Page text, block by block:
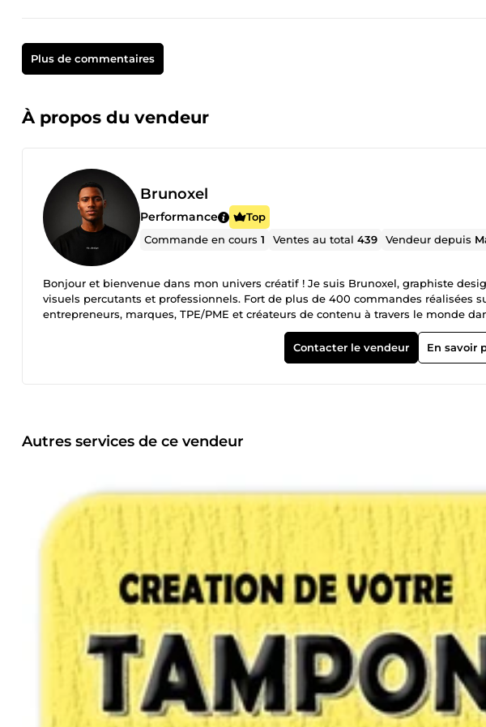
Plus de commentaires
À propos du vendeur
Brunoxel
Performance
Top
Commande en cours1 Ventes au total439 Vendeur depuis
Bonjour et bienvenue dans mon univers créatif ! Je suis Brunoxel, graphiste
visuels percutants et professionnels. Fort de plus de 400 commandes réalisées
entrepreneurs, marques, TPE/PME et créateurs de contenu à travers le monde
vendent et valorisent. 🚀 Mon approche : le design au service de votre succès
stratégique pour renforcer l’image d’une marque, j’utilise mon expertise pour
impactantes. Mon objectif ? Vous aider à valoriser votre activité, capter
vêtements. 🎨 Pourquoi travailler avec moi ? ✔ Un design sur mesure adapté à
Contacter le vendeur En savoir
Autres services de ce vendeur